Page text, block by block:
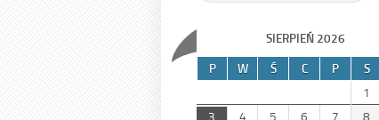
SIERPIEŃ 2026
P
W Ś C P S
1
3
4 5 6 7 8